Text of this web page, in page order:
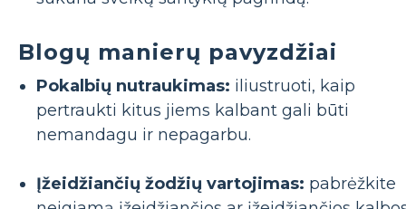
Blogų manierų pavyzdžiai
Pokalbių nutraukimas: iliustruoti, kaip
pertraukti kitus jiems kalbant gali būti
nemandagu ir nepagarbu.
Įžeidžiančių žodžių vartojimas: pabrėžkite